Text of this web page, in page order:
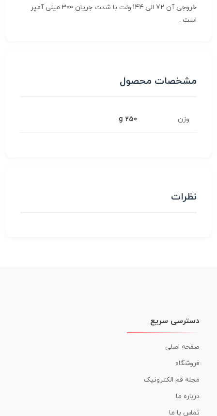
خروجی آن 72 الی 144 ولت با شدت جریان 300 میلی آمپر
است .
مشخصات محصول
وزن 250 g
نظرات
دسترسی سریع
صفحه اصلی
فروشگاه
مجله قم الکترونیک
درباره ما
تماس با ما